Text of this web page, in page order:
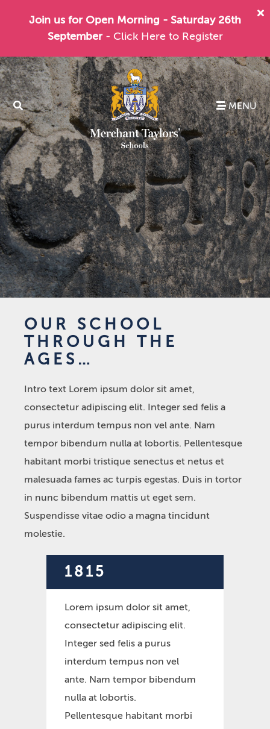
Join us for Open Morning - Saturday 26th
September - Click Here to Register
MENU
OUR SCHOOL
THROUGH THE
AGES…
Intro text Lorem ipsum dolor sit amet,
consectetur adipiscing elit. Integer sed felis a
purus interdum tempus non vel ante. Nam
tempor bibendum nulla at lobortis. Pellentesque
habitant morbi tristique senectus et netus et
malesuada fames ac turpis egestas. Duis in tortor
in nunc bibendum mattis ut eget sem.
Suspendisse vitae odio a magna tincidunt
molestie.
1815
Lorem ipsum dolor sit amet,
consectetur adipiscing elit.
Integer sed felis a purus
interdum tempus non vel
ante. Nam tempor bibendum
nulla at lobortis.
Pellentesque habitant morbi